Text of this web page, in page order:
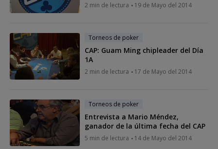
2 min de lectura 19 de Mayo del 2014
Torneos de poker
CAP: Guam Ming chipleader del Día
1A
2 min de lectura 17 de Mayo del 2014
Torneos de poker
Entrevista a Mario Méndez,
ganador de la última fecha del CAP
5 min de lectura 14 de Mayo del 2014